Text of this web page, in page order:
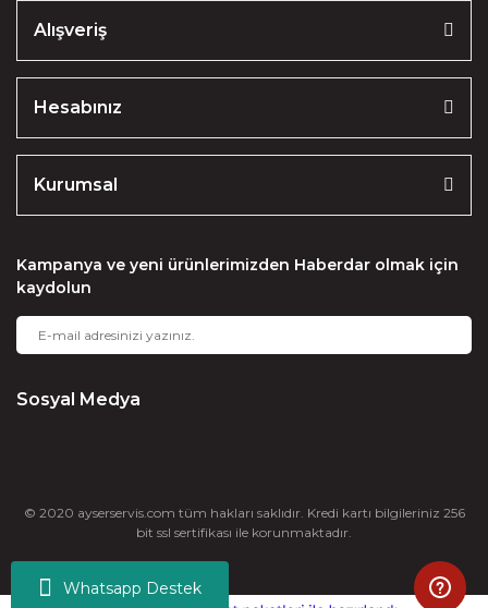
Whatsapp Destek
Alışveriş
Hesabınız
Kurumsal
Kampanya ve yeni ürünlerimizden Haberdar olmak için
kaydolun
Sosyal Medya
© 2020 ayserservis.com tüm hakları saklıdır. Kredi kartı bilgileriniz 256
bit ssl sertifikası ile korunmaktadır.